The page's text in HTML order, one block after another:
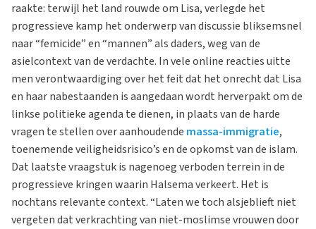
raakte: terwijl het land rouwde om Lisa, verlegde het
progressieve kamp het onderwerp van discussie bliksemsnel
naar “femicide” en “mannen” als daders, weg van de
asielcontext van de verdachte. In vele online reacties uitte
men verontwaardiging over het feit dat het onrecht dat Lisa
en haar nabestaanden is aangedaan wordt herverpakt om de
linkse politieke agenda te dienen, in plaats van de harde
vragen te stellen over aanhoudende massa-immigratie,
toenemende veiligheidsrisico’s en de opkomst van de islam.
Dat laatste vraagstuk is nagenoeg verboden terrein in de
progressieve kringen waarin Halsema verkeert. Het is
nochtans relevante context. “Laten we toch alsjeblieft niet
vergeten dat verkrachting van niet-moslimse vrouwen door